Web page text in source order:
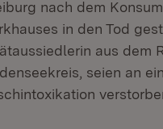
nach dem
in den Tod
aus dem
seien an